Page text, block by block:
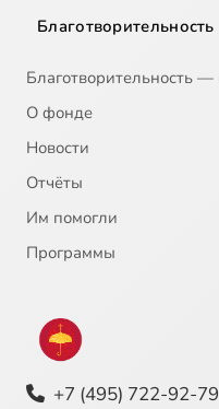
Благотворительность
Благотворительность
О фонде
Новости
Отчёты
Им помогли
Программы
+7 (495) 722-92-79